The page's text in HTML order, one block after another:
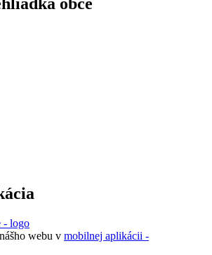
webu v mobilnej aplikácii -